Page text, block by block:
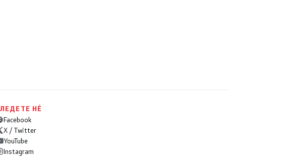
НÉ
Facebook
X / Twitter
YouTube
Instagram